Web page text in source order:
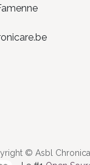
© Asbl